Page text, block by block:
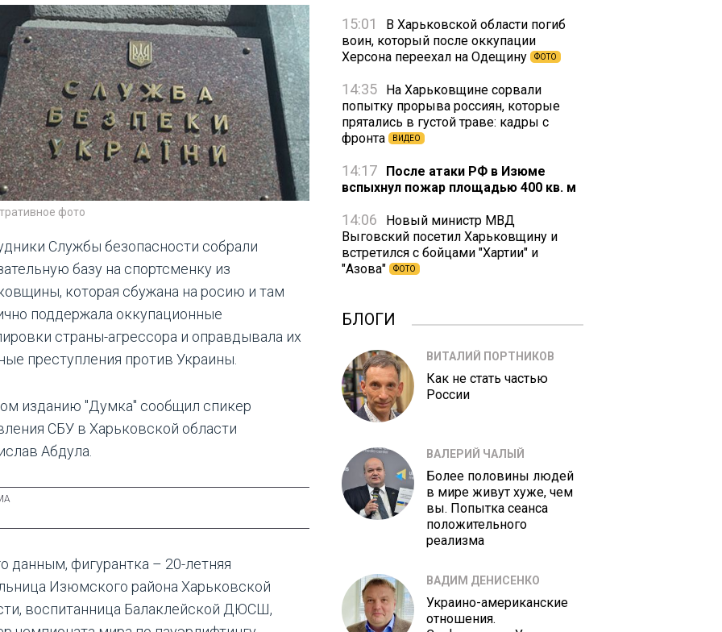
фото
Службы безопасности собрали
базу на спортсменку из
которая сбужана на росию и там
поддержала оккупационные
страны-агрессора и оправдывала их
преступления против Украины.
изданию "Думка" сообщил спикер
СБУ в Харьковской области
Абдула.
данным, фигурантка – 20-летняя
Изюмского района Харьковской
воспитанница Балаклейской ДЮСШ,
15:01
В Харьковской области погиб
воин, который после оккупации
Херсона переехал на Одещину
ФОТО
14:35
На Харьковщине сорвали
попытку прорыва россиян, которые
прятались в густой траве: кадры с
фронта
ВИДЕО
14:17
После атаки РФ в Изюме
вспыхнул пожар площадью 400 кв. м
14:06
Новый министр МВД
Выговский посетил Харьковщину и
встретился с бойцами "Хартии" и
"Азова"
ФОТО
БЛОГИ
ВИТАЛИЙ ПОРТНИКОВ
Как не стать частью
России
ВАЛЕРИЙ ЧАЛЫЙ
Более половины людей
в мире живут хуже, чем
вы. Попытка сеанса
положительного
реализма
ВАДИМ ДЕНИСЕНКО
Украино-американские
отношения.